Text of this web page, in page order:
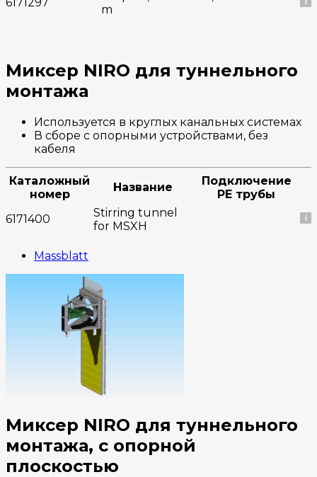
m
Миксер NIRO для туннельного
монтажа
Используется в круглых канальных системах
В сборе с опорными устройствами, без
кабеля
Каталожный
номер
Название
Подключение
PE трубы
6171400
Stirring tunnel
for MSXH
Massblatt
Миксер NIRO для туннельного
монтажа, с опорной
плоскостью